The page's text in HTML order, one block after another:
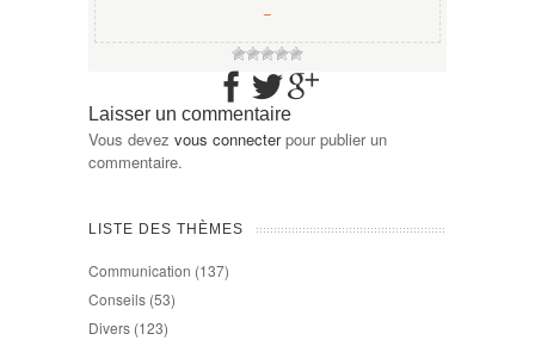
−
Laisser un commentaire
Vous devez vous connecterpour publier un
commentaire.
LISTE DES THÈMES
Communication (137)
Conseils (53)
Divers (123)